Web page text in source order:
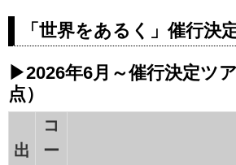
く】海外ハイ
グ・登山の旅
の雄大な山々
せんか？気軽
「世界をあるく」催行決
▶2026年6月～催行決定ツ
点）
出
コ
ー